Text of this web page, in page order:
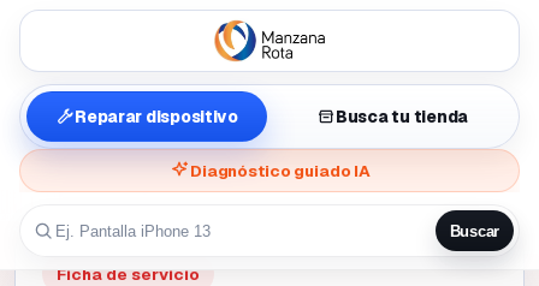
Reparar dispositivo Busca tu tienda
Diagnóstico guiado IA
Buscar
Ficha de servicio